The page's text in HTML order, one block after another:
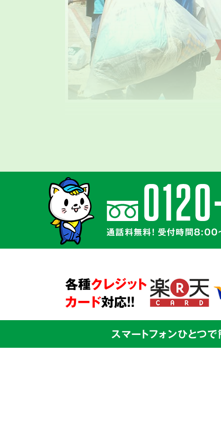
親切丁寧な対応
ゴミ屋敷はご本人様の精神的な問題
かかわるものです。そのため私たち
だけでなく、お客様の心に寄り添う
サービスを心がけています。
ご本人様からのご依頼も、ご家族の
問題解決に向けて全面的にサポート
03
通話料無料! 受付時間8:00
各種クレジット
カード対応!!
スマートフォンひとつ